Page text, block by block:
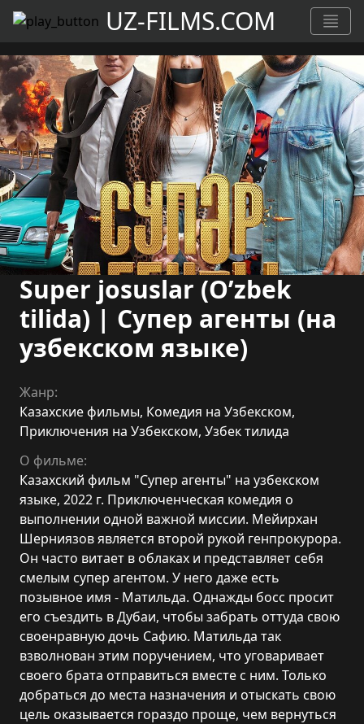
UZ-FILMS.COM
Super josuslar (O’zbek
tilida) | Супер агенты (на
узбекском языке)
Жанр:
Казахские фильмы, Комедия на Узбекском,
Приключения на Узбекском, Узбек тилида
О фильме:
Казахский фильм "Супер агенты" на узбекском
языке, 2022 г. Приключенческая комедия о
выполнении одной важной миссии. Мейирхан
Шерниязов является второй рукой генпрокурора.
Он часто витает в облаках и представляет себя
смелым супер агентом. У него даже есть
позывное имя - Матильда. Однажды босс просит
его съездить в Дубаи, чтобы забрать оттуда свою
своенравную дочь Сафию. Матильда так
взволнован этим поручением, что уговаривает
своего брата отправиться вместе с ним. Только
добраться до места назначения и отыскать свою
цель оказывается гораздо проще, чем вернуться